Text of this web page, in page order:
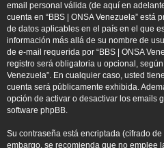
email personal válida (de aquí en
cuenta en “BBS | ONSA Venezuela” está
de datos aplicables en el país en el que
información más allá de su nombre de
de e-mail requerida por “BBS | ONSA
registro será obligatoria u opcional, según
Venezuela”. En cualquier caso, usted
cuenta será públicamente exhibida.
opción de activar o desactivar los emails
software phpBB.
Su contraseña está encriptada (cifrado
embargo, se recomienda que no emplee